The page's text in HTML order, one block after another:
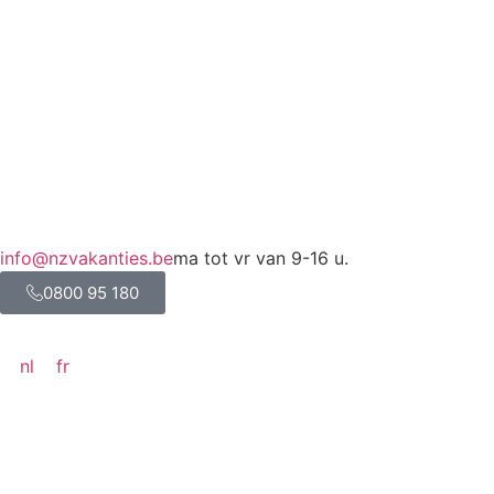
info@nzvakanties.bema tot vr van 9-16 u.
0800 95 180
nl fr